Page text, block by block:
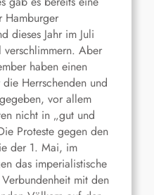
Hamburger
dieses Jahr im Juli
Aber
haben einen
Herrschenden und
vor allem
nicht in „gut und
Proteste gegen den
der 1. Mai, im
das imperialistische
mit den